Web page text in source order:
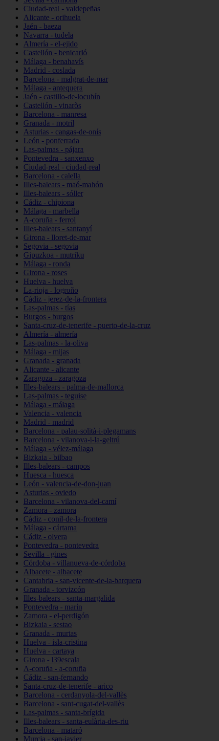
Ciudad-real - valdepeñas
Alicante - orihuela
Jaén - baeza
Navarra - tudela
Almería - el-ejido
Castellón - benicarló
Málaga - benahavís
Madrid - coslada
Barcelona - malgrat-de-mar
Málaga - antequera
Jaén - castillo-de-locubín
Castellón - vinaròs
Barcelona - manresa
Granada - motril
Asturias - cangas-de-onís
León - ponferrada
Las-palmas - pájara
Pontevedra - sanxenxo
Ciudad-real - ciudad-real
Barcelona - calella
Illes-balears - maó-mahón
Illes-balears - sóller
Cádiz - chipiona
Málaga - marbella
A-coruña - ferrol
Illes-balears - santanyí
Girona - lloret-de-mar
Segovia - segovia
Gipuzkoa - mutriku
Málaga - ronda
Girona - roses
Huelva - huelva
La-rioja - logroño
Cádiz - jerez-de-la-frontera
Las-palmas - tías
Burgos - burgos
Santa-cruz-de-tenerife - puerto-de-la-cruz
Almería - almería
Las-palmas - la-oliva
Málaga - mijas
Granada - granada
Alicante - alicante
Zaragoza - zaragoza
Illes-balears - palma-de-mallorca
Las-palmas - teguise
Málaga - málaga
Valencia - valencia
Madrid - madrid
Barcelona - palau-solità-i-plegamans
Barcelona - vilanova-i-la-geltrú
Málaga - vélez-málaga
Bizkaia - bilbao
Illes-balears - campos
Huesca - huesca
León - valencia-de-don-juan
Asturias - oviedo
Barcelona - vilanova-del-camí
Zamora - zamora
Cádiz - conil-de-la-frontera
Málaga - cártama
Cádiz - olvera
Pontevedra - pontevedra
Sevilla - gines
Córdoba - villanueva-de-córdoba
Albacete - albacete
Cantabria - san-vicente-de-la-barquera
Granada - torvizcón
Illes-balears - santa-margalida
Pontevedra - marín
Zamora - el-perdigón
Bizkaia - sestao
Granada - murtas
Huelva - isla-cristina
Huelva - cartaya
Girona - l39escala
A-coruña - a-coruña
Cádiz - san-fernando
Santa-cruz-de-tenerife - arico
Barcelona - cerdanyola-del-vallès
Barcelona - sant-cugat-del-vallès
Las-palmas - santa-brígida
Illes-balears - santa-eulària-des-riu
Barcelona - mataró
Murcia - san-javier